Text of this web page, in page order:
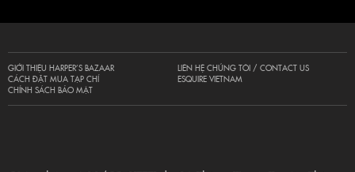
GIỚI THIỆU HARPER’S BAZAAR
CÁCH ĐẶT MUA TẠP CHÍ
CHÍNH SÁCH BẢO MẬT
LIÊN HỆ CHÚNG TÔI / CONTACT US
ESQUIRE VIETNAM